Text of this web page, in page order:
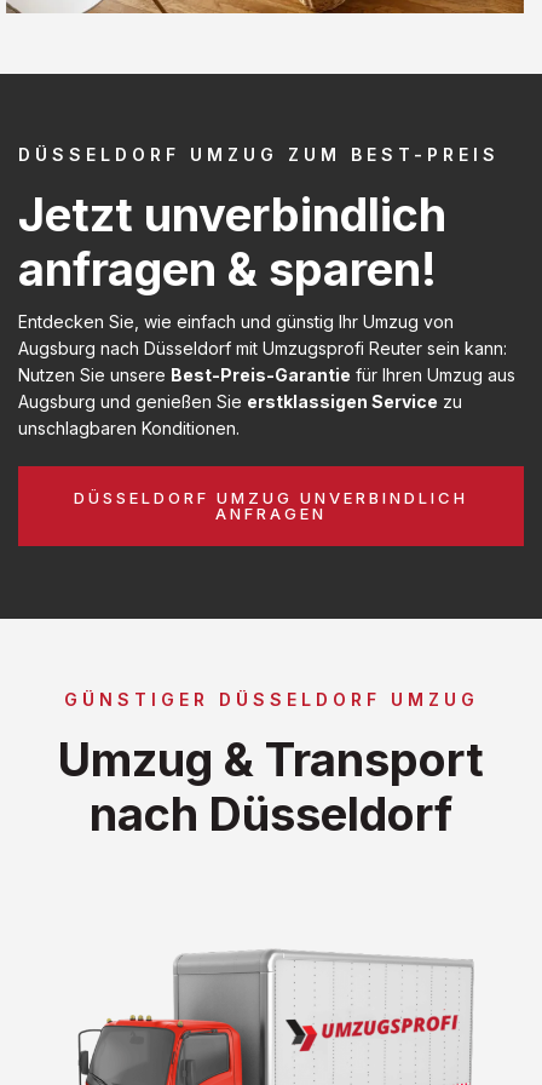
DÜSSELDORF UMZUG ZUM BEST-PREIS
Jetzt unverbindlich
anfragen & sparen!
Entdecken Sie, wie einfach und günstig Ihr Umzug von
Augsburg nach Düsseldorf mit Umzugsprofi Reuter sein kann:
Nutzen Sie unsere Best-Preis-Garantie für Ihren Umzug aus
Augsburg und genießen Sie erstklassigen Service zu
unschlagbaren Konditionen.
DÜSSELDORF UMZUG UNVERBINDLICH
ANFRAGEN
GÜNSTIGER DÜSSELDORF UMZUG
Umzug & Transport
nach Düsseldorf